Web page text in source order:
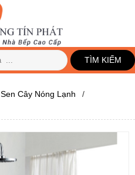
TÌM KIẾM
Sen Cây Nóng Lạnh